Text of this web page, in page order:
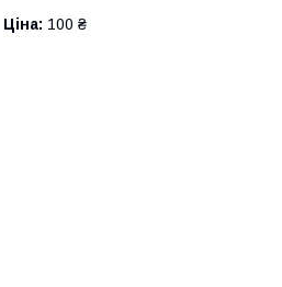
Ціна: 100 ₴